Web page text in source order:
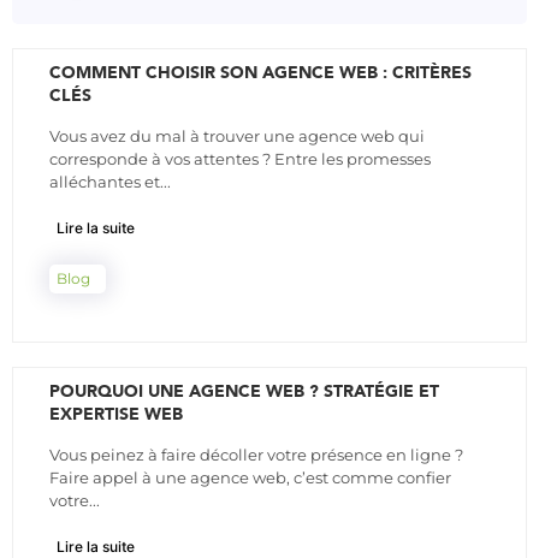
COMMENT CHOISIR SON AGENCE WEB : CRITÈRES
CLÉS
Vous avez du mal à trouver une agence web qui
corresponde à vos attentes ? Entre les promesses
alléchantes et...
Lire la suite
Blog
POURQUOI UNE AGENCE WEB ? STRATÉGIE ET
EXPERTISE WEB
Vous peinez à faire décoller votre présence en ligne ?
Faire appel à une agence web, c’est comme confier
votre...
Lire la suite